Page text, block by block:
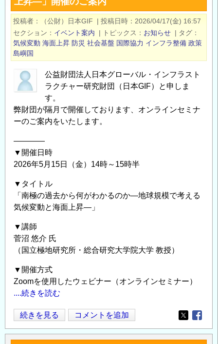
ミ
ナ
ー
「モ
ル
デ
ィ
キ
リ
ス、
マ
シ
ャ
ル、
ツ
バ
ル
人
工
島
発
の
投稿者 （公財）日本GIF | 投稿日時
2026/04/17(金) 16:57
セクション
イベント案内 | トピックス お知らせ | タグ
気候変動 海面上昇 防災 社会基盤 国際協力 インフラ整備 政策
島嶼国
公益財団法人日本グローバル・インフラスト
ラクチャー研究財団（日本GIF）と申しま
す。
弊財団が隔月で開催しております、オンラインセミナ
ーのご案内をいたします。
――――
▼開催日時
2026年5月15日（金）14時～15時半
▼タイトル
「南極の過去から何がわかるのか―地球規模で考える
気候変動と海面上昇―」
▼講師
菅沼 悠介 氏
（国立極地研究所・総合研究大学院大学 教授）
▼開催方式
Zoomを使用したウェビナー（オンラインセミナー）
....続きを読む
オ
ン
ラ
続きを見る コメントを追加
Opens in